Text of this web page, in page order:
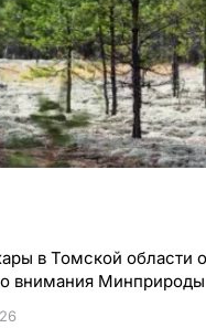
в Томской области
внимания Минприроды